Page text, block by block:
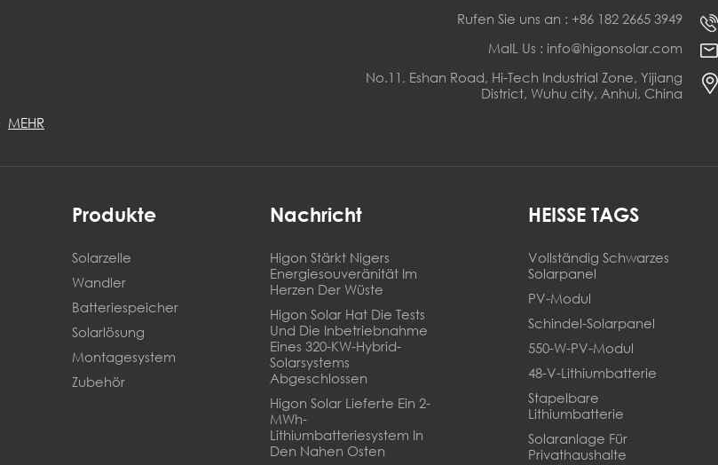
MEHR
Rufen Sie uns an : +86 182 2665 3949
MaIL Us : info@higonsolar.com
No.11, Eshan Road, Hi-Tech Industrial Zone, Yijiang
District, Wuhu city, Anhui, China
Produkte
Solarzelle
Wandler
Batteriespeicher
Solarlösung
Montagesystem
Zubehör
Nachricht
Higon Stärkt Nigers
Energiesouveränität Im
Herzen Der Wüste
Higon Solar Hat Die Tests
Und Die Inbetriebnahme
Eines 320-KW-Hybrid-
Solarsystems
Abgeschlossen
Higon Solar Lieferte Ein 2-
MWh-
Lithiumbatteriesystem In
Den Nahen Osten
HEISSE TAGS
Vollständig Schwarzes
Solarpanel
PV-Modul
Schindel-Solarpanel
550-W-PV-Modul
48-V-Lithiumbatterie
Stapelbare
Lithiumbatterie
Solaranlage Für
Privathaushalte